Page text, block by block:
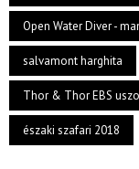
Open Water Diver -
salvamont harghita
Thor & Thor EBS
északi szafari 2018